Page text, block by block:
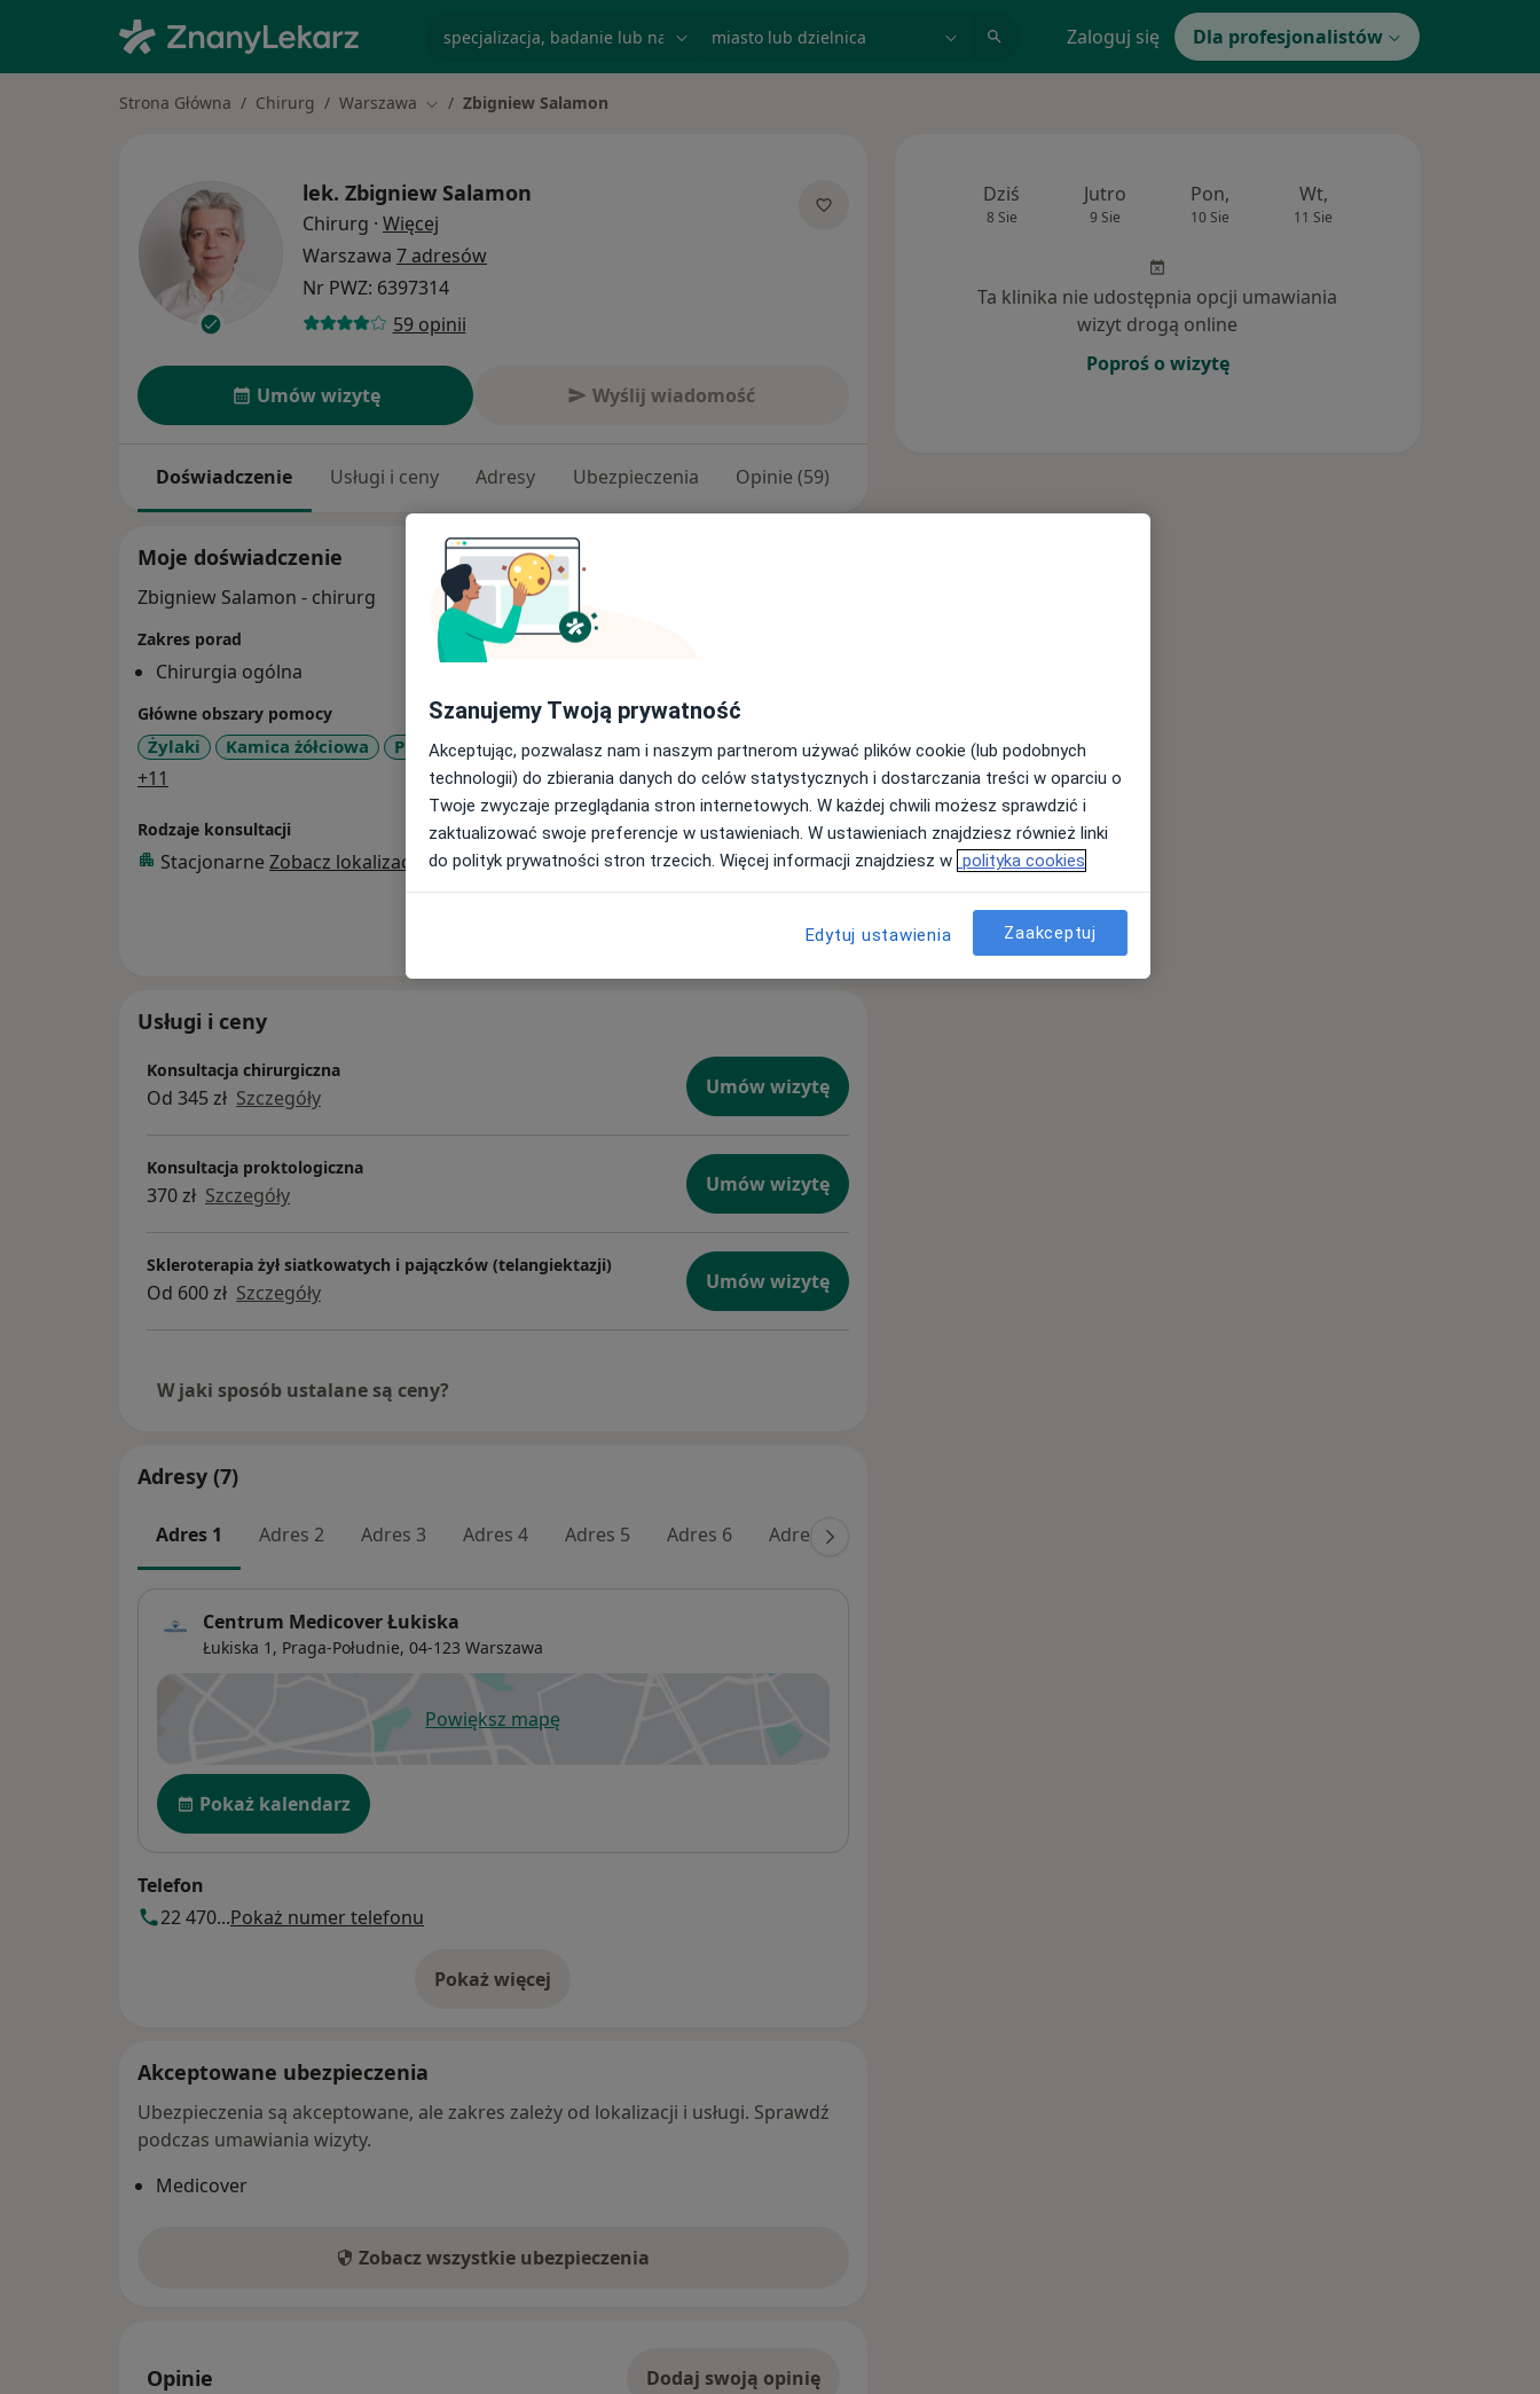
Zaloguj się Dla profesjonalistów
Strona Główna Chirurg Warszawa Zmień miasto
Zbigniew Salamon
lek. Zbigniew Salamon
Chirurg · Więcej
Warszawa 7 adresów
Nr PWZ: 6397314
59 opinii
Umów wizytę Wyślij wiadomość
Doświadczenie Usługi i ceny Adresy Ubezpieczenia Opinie (59)
Moje doświadczenie
Zbigniew Salamon - chirurg
Zakres porad
Chirurgia ogólna
Główne obszary pomocy
Żylaki Kamica żółciowa Przepuklina Torbiele Guzy tkanki podskórnej
+11
Rodzaje konsultacji
Stacjonarne Zobacz lokalizacje (1)
Usługi i ceny
Konsultacja chirurgiczna
Od 345 zł Szczegóły Umów wizytę
Konsultacja proktologiczna
370 zł Szczegóły Umów wizytę
Skleroterapia żył siatkowatych i pajączków (telangiektazji)
Od 600 zł Szczegóły Umów wizytę
W jaki sposób ustalane są ceny?
Adresy (7)
Adres 1 Adres 2 Adres 3 Adres 4 Adres 5 Adres 6 Adres 7
Centrum Medicover Łukiska
Łukiska 1, Praga-Południe, 04-123 Warszawa
Powiększ mapęotwiera się w nowej karcie
Dostępność
Pokaż kalendarz
Telefon
22 470...Pokaż numer telefonu
Pokaż więcej
o adresie
Akceptowane ubezpieczenia
Ubezpieczenia są akceptowane, ale zakres zależy od lokalizacji i usługi. Sprawdź
podczas umawiania wizyty.
Medicover
Zobacz wszystkie ubezpieczenia
Opinie Dodaj swoją opinię
Dziś
8 Sie
Jutro
9 Sie
Pon,
10 Sie
Wt,
11 Sie
Ta klinika nie udostępnia opcji umawiania
wizyt drogą online
Poproś o wizytę
Szanujemy Twoją prywatność
Akceptując, pozwalasz nam i naszym partnerom używać plików cookie (lub podobnych
technologii) do zbierania danych do celów statystycznych i dostarczania treści w oparciu o
Twoje zwyczaje przeglądania stron internetowych. W każdej chwili możesz sprawdzić i
zaktualizować swoje preferencje w ustawieniach. W ustawieniach znajdziesz również linki
do polityk prywatności stron trzecich. Więcej informacji znajdziesz w polityka cookies
Edytuj ustawienia Zaakceptuj